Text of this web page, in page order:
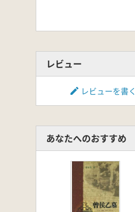
レビュー
レビューを書く
あなたへのおすすめ